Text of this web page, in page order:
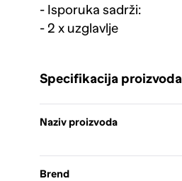
- Isporuka sadrži:
- 2 x uzglavlje
Specifikacija proizvoda
Naziv proizvoda
Brend